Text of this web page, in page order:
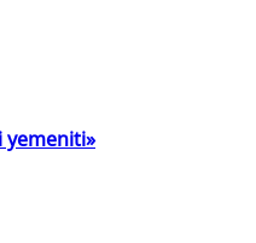
yemeniti»